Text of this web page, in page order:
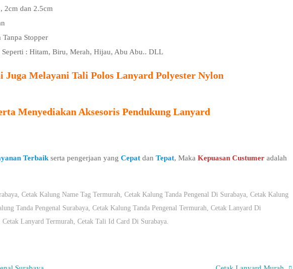
2cm dan 2.5cm
Stopper
: Hitam, Biru, Merah, Hijau, Abu Abu.. DLL
Juga Melayani Tali Polos Lanyard Polyester Nylon
Menyediakan Aksesoris Pendukung Lanyard
Terbaik serta pengerjaan yang Cepat dan Tepat, Maka Kepuasan Custumer adalah
,Cetak Kalung Name Tag Termurah ,Cetak Kalung Tanda Pengenal Di Surabaya ,Cetak Kalung
Tanda Pengenal Surabaya Cetak Kalung Tanda Pengenal Termurah Cetak Lanyard Di
Cetak Lanyard Termurah Cetak Tali Id Card Di Surabaya